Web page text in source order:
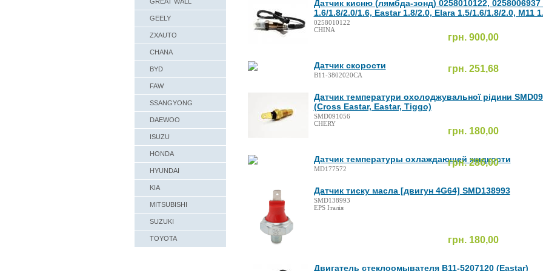
GEELY
ZXAUTO
CHANA
BYD
FAW
SSANGYONG
DAEWOO
ISUZU
HONDA
HYUNDAI
KIA
MITSUBISHI
SUZUKI
TOYOTA
Датчик кисню (лямбда-зонд) 0258010122,
1.6/1.8/2.0/1.6, Eastar 1.8/2.0, Elara 1.5/1.6/1.8/2.0, M11
грн. 900,00
0258010122
CHINA
Датчик скорости грн. 251,68
B11-3802020CA
Датчик температури охолоджувальної рідини
(Cross Eastar, Eastar, Tiggo)
грн. 180,00
SMD091056
CHERY
Датчик температуры охлаждающей жидкости
грн. 286,00
MD177572
Датчик тиску масла [двигун 4G64] SMD138993
грн. 180,00
SMD138993
EPS Італія
Двигатель стеклоомывателя B11-5207120 (Eastar)